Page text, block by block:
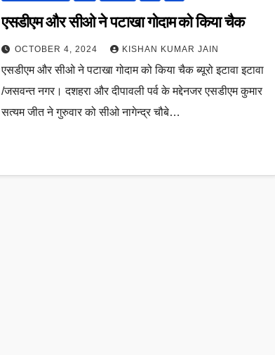
एसडीएम और सीओ ने पटाखा गोदाम को किया चैक
OCTOBER 4, 2024 KISHAN KUMAR JAIN
एसडीएम और सीओ ने पटाखा गोदाम को किया चैक ब्यूरो इटावा इटावा
/जसवन्त नगर। दशहरा और दीपावली पर्व के मद्देनजर एसडीएम कुमार
सत्यम जीत ने गुरुवार को सीओ नागेन्द्र चौबे…